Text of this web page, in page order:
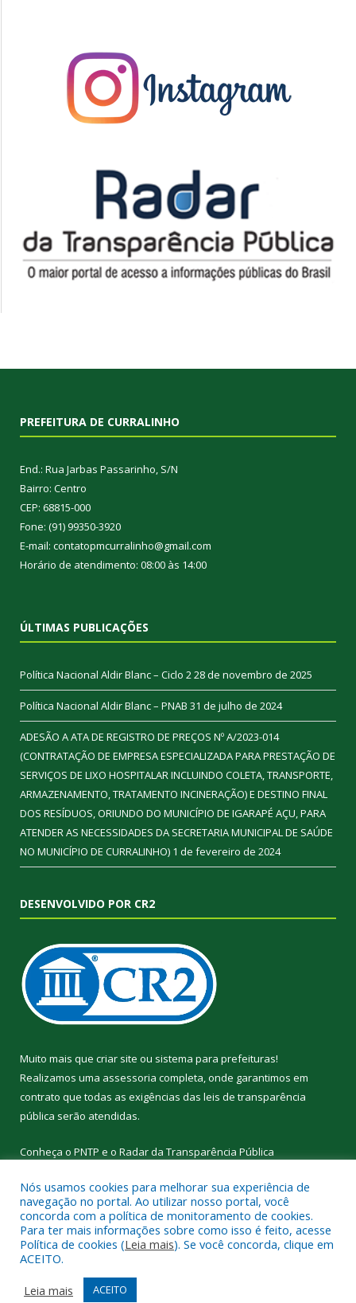
PREFEITURA DE CURRALINHO
End.: Rua Jarbas Passarinho, S/N
Bairro: Centro
CEP: 68815-000
Fone: (91) 99350-3920
E-mail: contatopmcurralinho@gmail.com
Horário de atendimento: 08:00 às 14:00
ÚLTIMAS PUBLICAÇÕES
Política Nacional Aldir Blanc – Ciclo 228 de novembro de 2025
Política Nacional Aldir Blanc – PNAB 31 de julho de 2024
ADESÃO A ATA DE REGISTRO DE PREÇOS Nº A/2023-014
(CONTRATAÇÃO DE EMPRESA ESPECIALIZADA PARA PRESTAÇÃO DE
SERVIÇOS DE LIXO HOSPITALAR INCLUINDO COLETA, TRANSPORTE,
ARMAZENAMENTO, TRATAMENTO INCINERAÇÃO) E DESTINO FINAL
DOS RESÍDUOS, ORIUNDO DO MUNICÍPIO DE IGARAPÉ AÇU, PARA
ATENDER AS NECESSIDADES DA SECRETARIA MUNICIPAL DE SAÚDE
NO MUNICÍPIO DE CURRALINHO) 1 de fevereiro de 2024
DESENVOLVIDO POR CR2
Muito mais que criar site ou sistema para prefeituras!
Realizamos uma assessoria completa, onde garantimos em
contrato que todas as exigências das leis de transparência
pública serão atendidas.
Conheça o PNTP e o Radar da Transparência Pública
Todos os direitos reservados a Prefeitura Municipal de
Curralinho.
Mapa do Site
Acessar Área Administrativa
Nós usamos cookies para melhorar sua experiência de
navegação no portal. Ao utilizar nosso portal, você
concorda com a política de monitoramento de cookies.
Para ter mais informações sobre como isso é feito, acesse
Política de cookies (Leia mais). Se você concorda, clique em
ACEITO.
Leia mais
ACEITO